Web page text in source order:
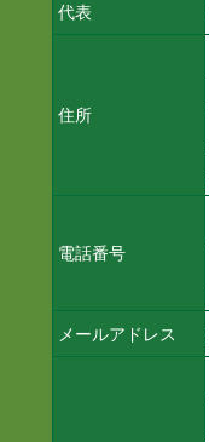
代表
住所
電話番号
メールアドレス